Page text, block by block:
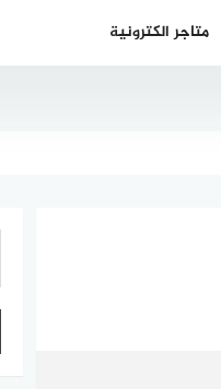
متاجر الكترونية